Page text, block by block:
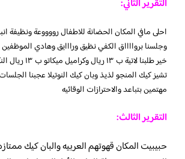
التقرير الثاني:
احلى مافي المكان الحضانة للاطفال رووووعة ونظيفة
وجلسنا بروااااق الكفي نظيق ورااايق وهادي
خير طلبنا لاتية ب
تشيز كيك المنجو لذيذ وبان كيك النوتيلا عجبنا
مهتمين بتباعد والاحترازات الوقائيه
التقرير الثالث:
حبيبيت المكان قهوتهم العربيه والبان كيك